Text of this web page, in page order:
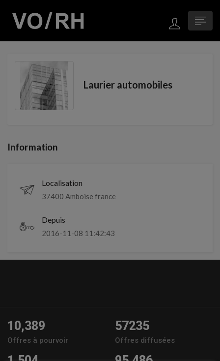
Laurier automobiles
Information
Localisation
37400 Amboise france
Depuis
2016-11-08 11:42:43
10,389
Offres à pourvoir
57235
Offres diffusées